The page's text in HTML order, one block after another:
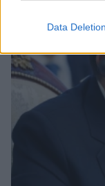
Data Deletion